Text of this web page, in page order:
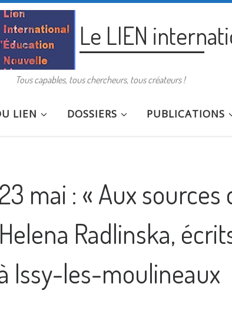
Le LIEN
Tous capables, tous chercheurs, tous créateurs !
LIEN DOSSIERS PUBLICATIONS
mai : « Aux sources
Radlinska,
Issy-les-moulineaux